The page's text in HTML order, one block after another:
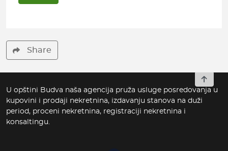
Share
U opštini Budva naša agencija pruža usluge posredovanja u
kupovini i prodaji nekretnina, izdavanju stanova na duži
period, proceni nekretnina, registraciji nekretnina i
konsaltingu.
To top